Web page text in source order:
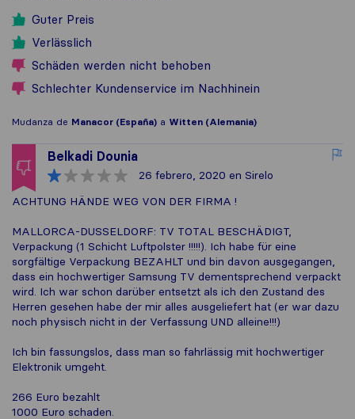
Guter Preis
Verlässlich
Schäden werden nicht behoben
Schlechter Kundenservice im Nachhinein
Mudanza de Manacor (España) a Witten (Alemania)
Belkadi Dounia
26 febrero, 2020 en Sirelo
ACHTUNG HÄNDE WEG VON DER FIRMA !
MALLORCA-DUSSELDORF: TV TOTAL BESCHÄDIGT,
Verpackung (1 Schicht Luftpolster !!!!!). Ich habe für eine
sorgfältige Verpackung BEZAHLT und bin davon ausgegangen,
dass ein hochwertiger Samsung TV dementsprechend verpackt
wird. Ich war schon darüber entsetzt als ich den Zustand des
Herren gesehen habe der mir alles ausgeliefert hat (er war dazu
noch physisch nicht in der Verfassung UND alleine!!!)
Ich bin fassungslos, dass man so fahrlässig mit hochwertiger
Elektronik umgeht.
266 Euro bezahlt
1000 Euro schaden.